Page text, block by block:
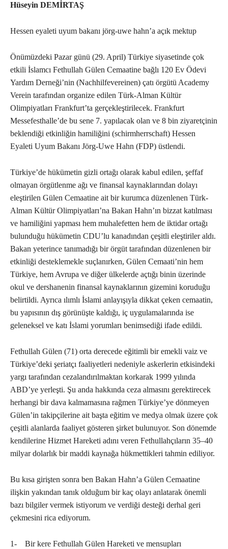
Hüseyin DEMİRTAŞ
Hessen eyaleti uyum bakanı jörg-uwe hahn’a açık mektup
Önümüzdeki Pazar günü (29. April) Türkiye siyasetinde çok
etkili İslamcı Fethullah Gülen Cemaatine bağlı 120 Ev Ödevi
Yardım Derneği’nin (Nachhilfevereinen) çatı örgütü Academy
Verein tarafından organize edilen Türk-Alman Kültür
Olimpiyatları Frankfurt’ta gerçekleştirilecek. Frankfurt
Messefesthalle’de bu sene 7. yapılacak olan ve 8 bin ziyaretçinin
beklendiği etkinliğin hamiliğini (schirmherrschaft) Hessen
Eyaleti Uyum Bakanı Jörg-Uwe Hahn (FDP) üstlendi.
Türkiye’de hükümetin gizli ortağı olarak kabul edilen, şeffaf
olmayan örgütlenme ağı ve finansal kaynaklarından dolayı
eleştirilen Gülen Cemaatine ait bir kurumca düzenlenen Türk-
Alman Kültür Olimpiyatları’na Bakan Hahn’ın bizzat katılması
ve hamiliğini yapması hem muhalefetten hem de iktidar ortağı
bulunduğu hükümetin CDU’lu kanadından çeşitli eleştiriler aldı.
Bakan yeterince tanımadığı bir örgüt tarafından düzenlenen bir
etkinliği desteklemekle suçlanırken, Gülen Cemaati’nin hem
Türkiye, hem Avrupa ve diğer ülkelerde açtığı binin üzerinde
okul ve dershanenin finansal kaynaklarının gizemini koruduğu
belirtildi. Ayrıca ılımlı İslami anlayışıyla dikkat çeken cemaatin,
bu yapısının dış görünüşte kaldığı, iç uygulamalarında ise
geleneksel ve katı İslami yorumları benimsediği ifade edildi.
Fethullah Gülen (71) orta derecede eğitimli bir emekli vaiz ve
Türkiye’deki şeriatçı faaliyetleri nedeniyle askerlerin etkisindeki
yargı tarafından cezalandırılmaktan korkarak 1999 yılında
ABD’ye yerleşti. Şu anda hakkında ceza almasını gerektirecek
herhangi bir dava kalmamasına rağmen Türkiye’ye dönmeyen
Gülen’in takipçilerine ait başta eğitim ve medya olmak üzere çok
çeşitli alanlarda faaliyet gösteren şirket bulunuyor. Son dönemde
kendilerine Hizmet Hareketi adını veren Fethullahçıların 35–40
milyar dolarlık bir maddi kaynağa hükmettikleri tahmin ediliyor.
Bu kısa girişten sonra ben Bakan Hahn’a Gülen Cemaatine
ilişkin yakından tanık olduğum bir kaç olayı anlatarak önemli
bazı bilgiler vermek istiyorum ve verdiği desteği derhal geri
çekmesini rica ediyorum.
1- Bir kere Fethullah Gülen Hareketi ve mensupları